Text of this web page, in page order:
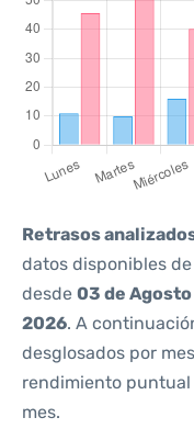
Retrasos
datos disponibles
desde 03 de
2026. A
desglosados por
rendimiento puntual
mes.